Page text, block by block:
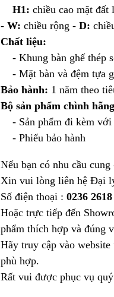
H1: chiều cao mặt đất
- W: chiều rộng - D:
Chất liệu:
- Khung bàn ghế thép
- Mặt bàn và đệm tựa
Bảo hành: 1 năm theo
Bộ sản phẩm chình
- Sản phẩm đi kèm với
- Phiếu bảo hành
Nếu bạn có nhu cầu cung
Xin vui lòng liên hệ Đại
Số điện thoại : 0236
Hoặc trực tiếp đến
phẩm thích hợp và đúng
Hãy truy cập vào website
phù hợp.
Rất vui được phục vụ